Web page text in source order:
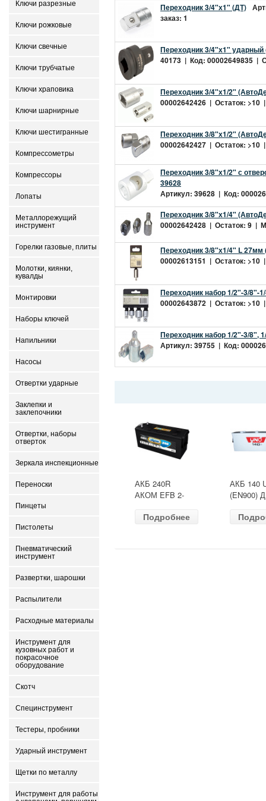
Ключи разрезные
Ключи рожковые
Ключи свечные
Ключи трубчатые
Ключи храповика
Ключи шарнирные
Ключи шестигранные
Компрессометры
Компрессоры
Лопаты
Металлорежущий
инструмент
Горелки газовые, плиты
Молотки, киянки,
кувалды
Монтировки
Наборы ключей
Напильники
Насосы
Отвертки ударные
Заклепки и
заклепочники
Отвертки, наборы
отверток
Зеркала инспекционные
Переноски
Пинцеты
Пистолеты
Пневматический
инструмент
Развертки, шарошки
Распылители
Расходные материалы
Инструмент для
кузовных работ и
покрасочное
оборудование
Скотч
Специнструмент
Тестеры, пробники
Ударный инструмент
Щетки по металлу
Инструмент для работы
Переходник 3/4"х1" (ДТ)
заказ: 1
Переходник 3/4"х1" ударный
40173 | Код: 00002649835 |
Переходник 3/4"х1/2"
00002642426 | Остаток: >10
Переходник 3/8"х1/2"
00002642427 | Остаток: >10
Переходник 3/8"х1/2" с
39628
Артикул: 39628 | Код:
Переходник 3/8"х1/4"
00002642428 | Остаток: 9 |
Переходник 3/8"х1/4" L 27мм
00002613151 | Остаток: >10
Переходник набор 1/2"-3/8"-
00002643872 | Остаток: >10
Переходник набор 1/2"-3/8",
Артикул: 39755 | Код:
АКБ 240R
АКОМ EFB 2-
(EN1500) ДШВ
Подробнее
АКБ 140
(EN900)
залит